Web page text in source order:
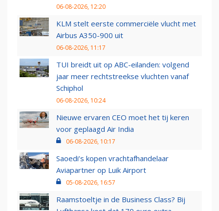
06-08-2026, 12:20
KLM stelt eerste commerciële vlucht met
Airbus A350-900 uit
06-08-2026, 11:17
TUI breidt uit op ABC-eilanden: volgend
jaar meer rechtstreekse vluchten vanaf
Schiphol
06-08-2026, 10:24
Nieuwe ervaren CEO moet het tij keren
voor geplaagd Air India
06-08-2026, 10:17
Saoedi’s kopen vrachtafhandelaar
Aviapartner op Luik Airport
05-08-2026, 16:57
Raamstoeltje in de Business Class? Bij